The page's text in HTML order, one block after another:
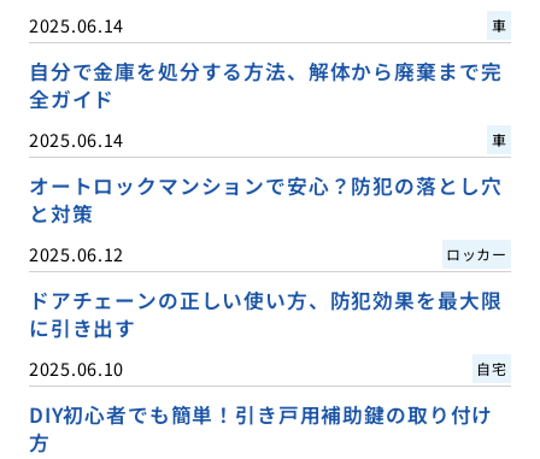
2025.06.14 車
自分で金庫を処分する方法、解体から廃棄まで完
全ガイド
2025.06.14 車
オートロックマンションで安心？防犯の落とし穴
と対策
2025.06.12 ロッカー
ドアチェーンの正しい使い方、防犯効果を最大限
に引き出す
2025.06.10 自宅
DIY初心者でも簡単！引き戸用補助鍵の取り付け
方